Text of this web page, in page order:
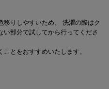
りしやすいため、 洗濯の際はク
い部分で試してから行ってくださ
とをおすすめいたします。